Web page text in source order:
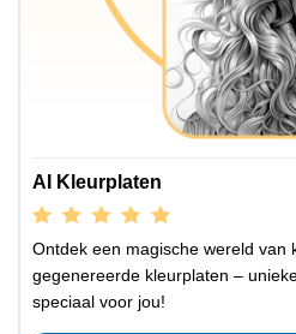
AI Kleurplaten
Ontdek een magische wereld van
gegenereerde kleurplaten –
speciaal voor jou!